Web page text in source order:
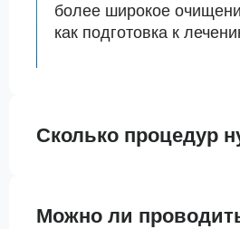
более широкое
как подготовка к
Сколько процедур
Можно ли